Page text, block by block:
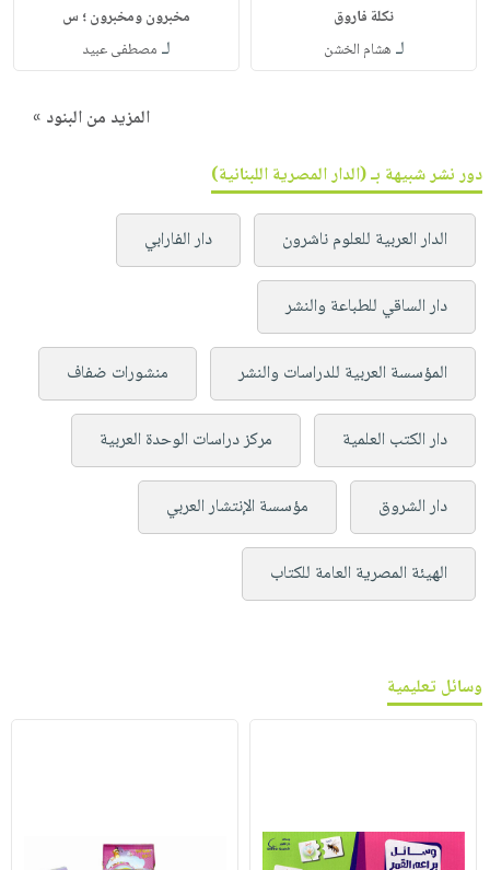
نكلة فاروق
لـ هشام الخشن
مخبرون ومخبرون ؛ س
لـ مصطفى عبيد
المزيد من البنود »
دور نشر شبيهة بـ (الدار المصرية اللبنانية)
الدار العربية للعلوم ناشرون دار الفارابي
دار الساقي للطباعة والنشر
المؤسسة العربية للدراسات والنشر منشورات ضفاف
دار الكتب العلمية مركز دراسات الوحدة العربية
دار الشروق مؤسسة الإنتشار العربي
الهيئة المصرية العامة للكتاب
وسائل تعليمية